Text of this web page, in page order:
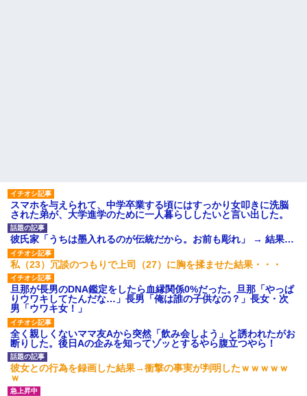
スマホを与えられて、中学卒業する頃にはすっかり女叩きに洗脳
された弟が、大学進学のために一人暮らししたいと言い出した。
彼氏家「うちは墨入れるのが伝統だから。お前も彫れ」 → 結果…
私（23）冗談のつもりで上司（27）に胸を揉ませた結果・・・
旦那が長男のDNA鑑定をしたら血縁関係0%だった。旦那「やっぱ
りウワキしてたんだな…」長男「俺は誰の子供なの？」長女・次
男「ウワキ女！」
全く親しくないママ友Aから突然「飲み会しよう」と誘われたがお
断りした。後日Aの企みを知ってゾッとするやら腹立つやら！
彼女との行為を録画した結果→衝撃の事実が判明したｗｗｗｗｗ
ｗ